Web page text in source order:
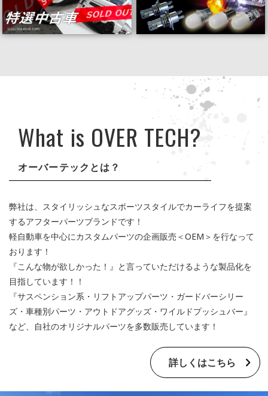
What is OVER TECH?
オーバーテックとは？
弊社は、スタイリッシュなスポーツスタイルでカーライフを提案
するアフターパーツブランドです！
軽自動車を中心にカスタムパーツの企画販売＜OEM＞を行なって
おります！
『こんな物が欲しかった！』と言っていただけるような製品化を
目指しています！！
『サスペンション系・リフトアップパーツ・ガードバーシリー
ズ・車種別パーツ・アウトドアグッズ・ワイルドプッシュバー』
など、自社のオリジナルパーツを多数販売しています！
詳しくはこちら